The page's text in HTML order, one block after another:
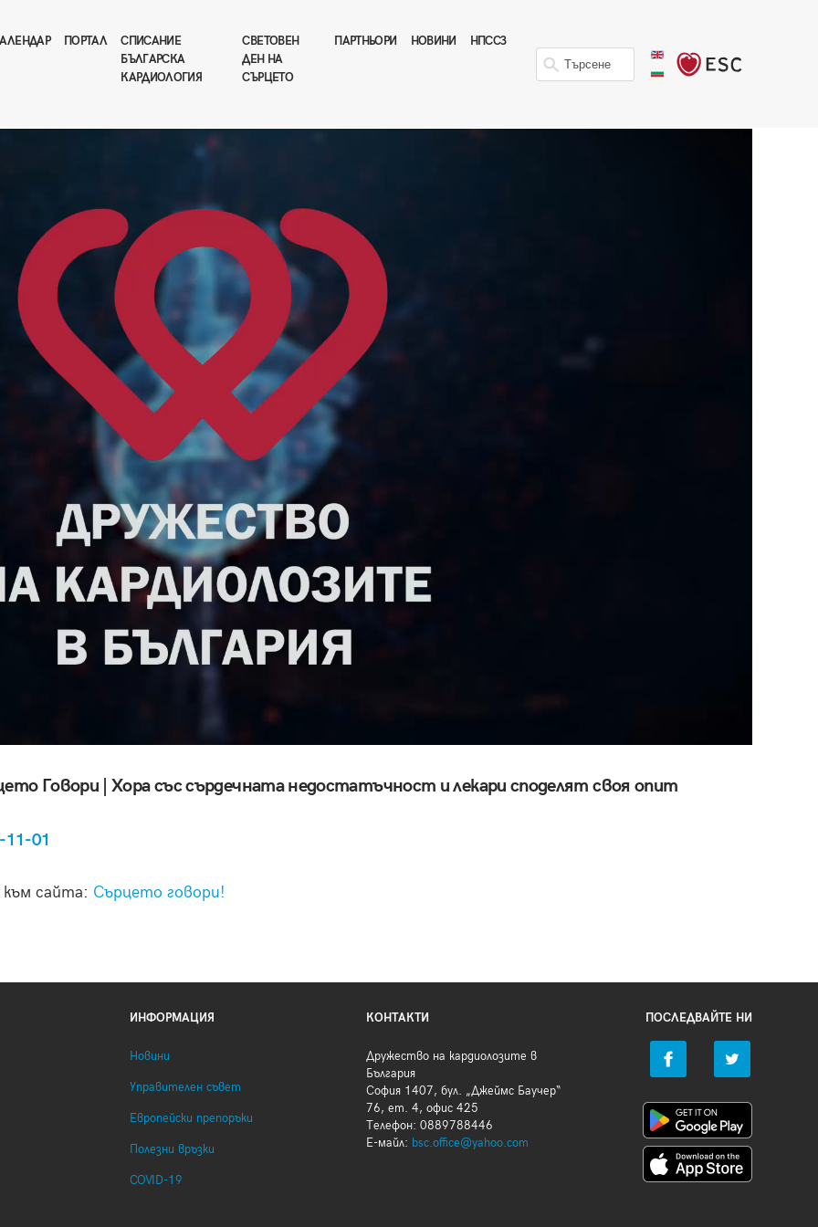
ПОРТАЛ
СПИСАНИЕ
БЪЛГАРСКА
КАРДИОЛОГИЯ
СВЕТОВЕН
ДЕН НА
СЪРЦЕТО
ПАРТНЬОРИ НОВИНИ НПССЗ
Говори | Хора със сърдечната недостатъчност и лекари споделят своя опит
11-01
сайта: Сърцето говори!
ИНФОРМАЦИЯ
Новини
Управителен съвет
Европейски препоръки
Полезни връзки
COVID-19
КОНТАКТИ
Дружество на кардиолозите в
България
София 1407, бул. „Джеймс Баучер“
76, ет. 4, офис 425
Телефон: 0889788446
Е-майл: bsc.office@yahoo.com
ПОСЛЕДВАЙТЕ НИ